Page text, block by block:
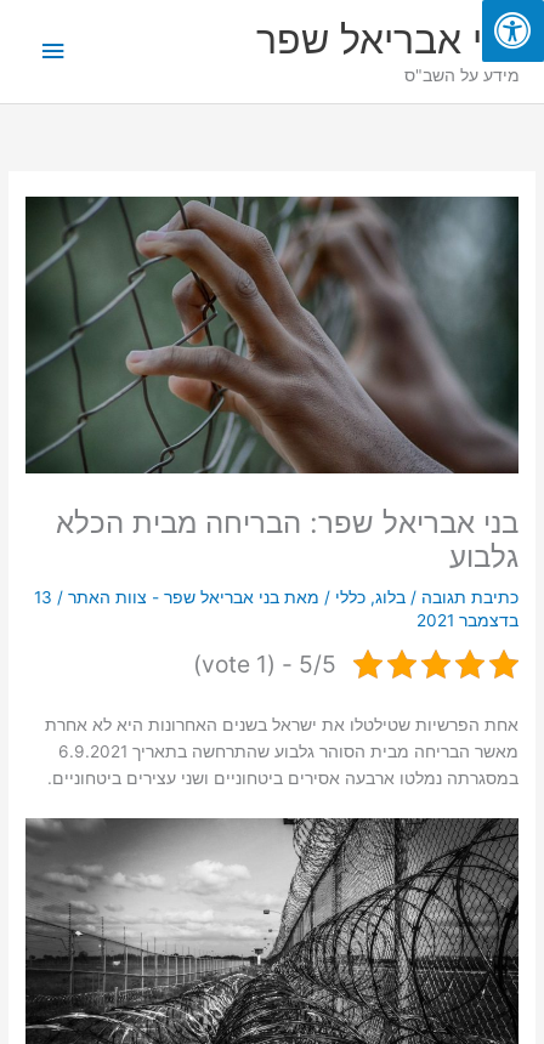
דילוג
לתוכןבני אבריאל שפר
מידע על השב"ס
בני אבריאל שפר: הבריחה מבית הכלא
גלבוע
כתיבת תגובה /בלוג,כללי / מאתבני אבריאל שפר - צוות האתר/
13
בדצמבר 2021
5/5 - (1 vote)
אחת הפרשיות שטילטלו את ישראל בשנים האחרונות היא לא אחרת
מאשר הבריחה מבית הסוהר גלבוע שהתרחשה בתאריך 6.9.2021
במסגרתה נמלטו ארבעה אסירים ביטחוניים ושני עצירים ביטחוניים.